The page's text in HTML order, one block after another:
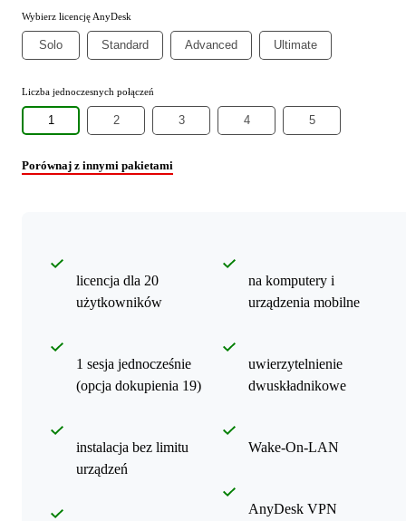
Wybierz licencję AnyDesk
Solo Standard Advanced Ultimate
Liczba jednoczesnych połączeń
1 2 3 4 5
Porównaj z innymi pakietami
licencja dla 20
użytkowników
1 sesja jednocześnie
(opcja dokupienia 19)
instalacja bez limitu
urządzeń
na komputery i
urządzenia mobilne
uwierzytelnienie
dwuskładnikowe
Wake-On-LAN
AnyDesk VPN